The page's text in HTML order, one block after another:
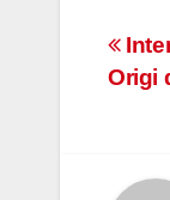
Origi